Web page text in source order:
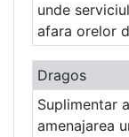
unde
afara orelor
Dragos
Suplimentar
amenajarea